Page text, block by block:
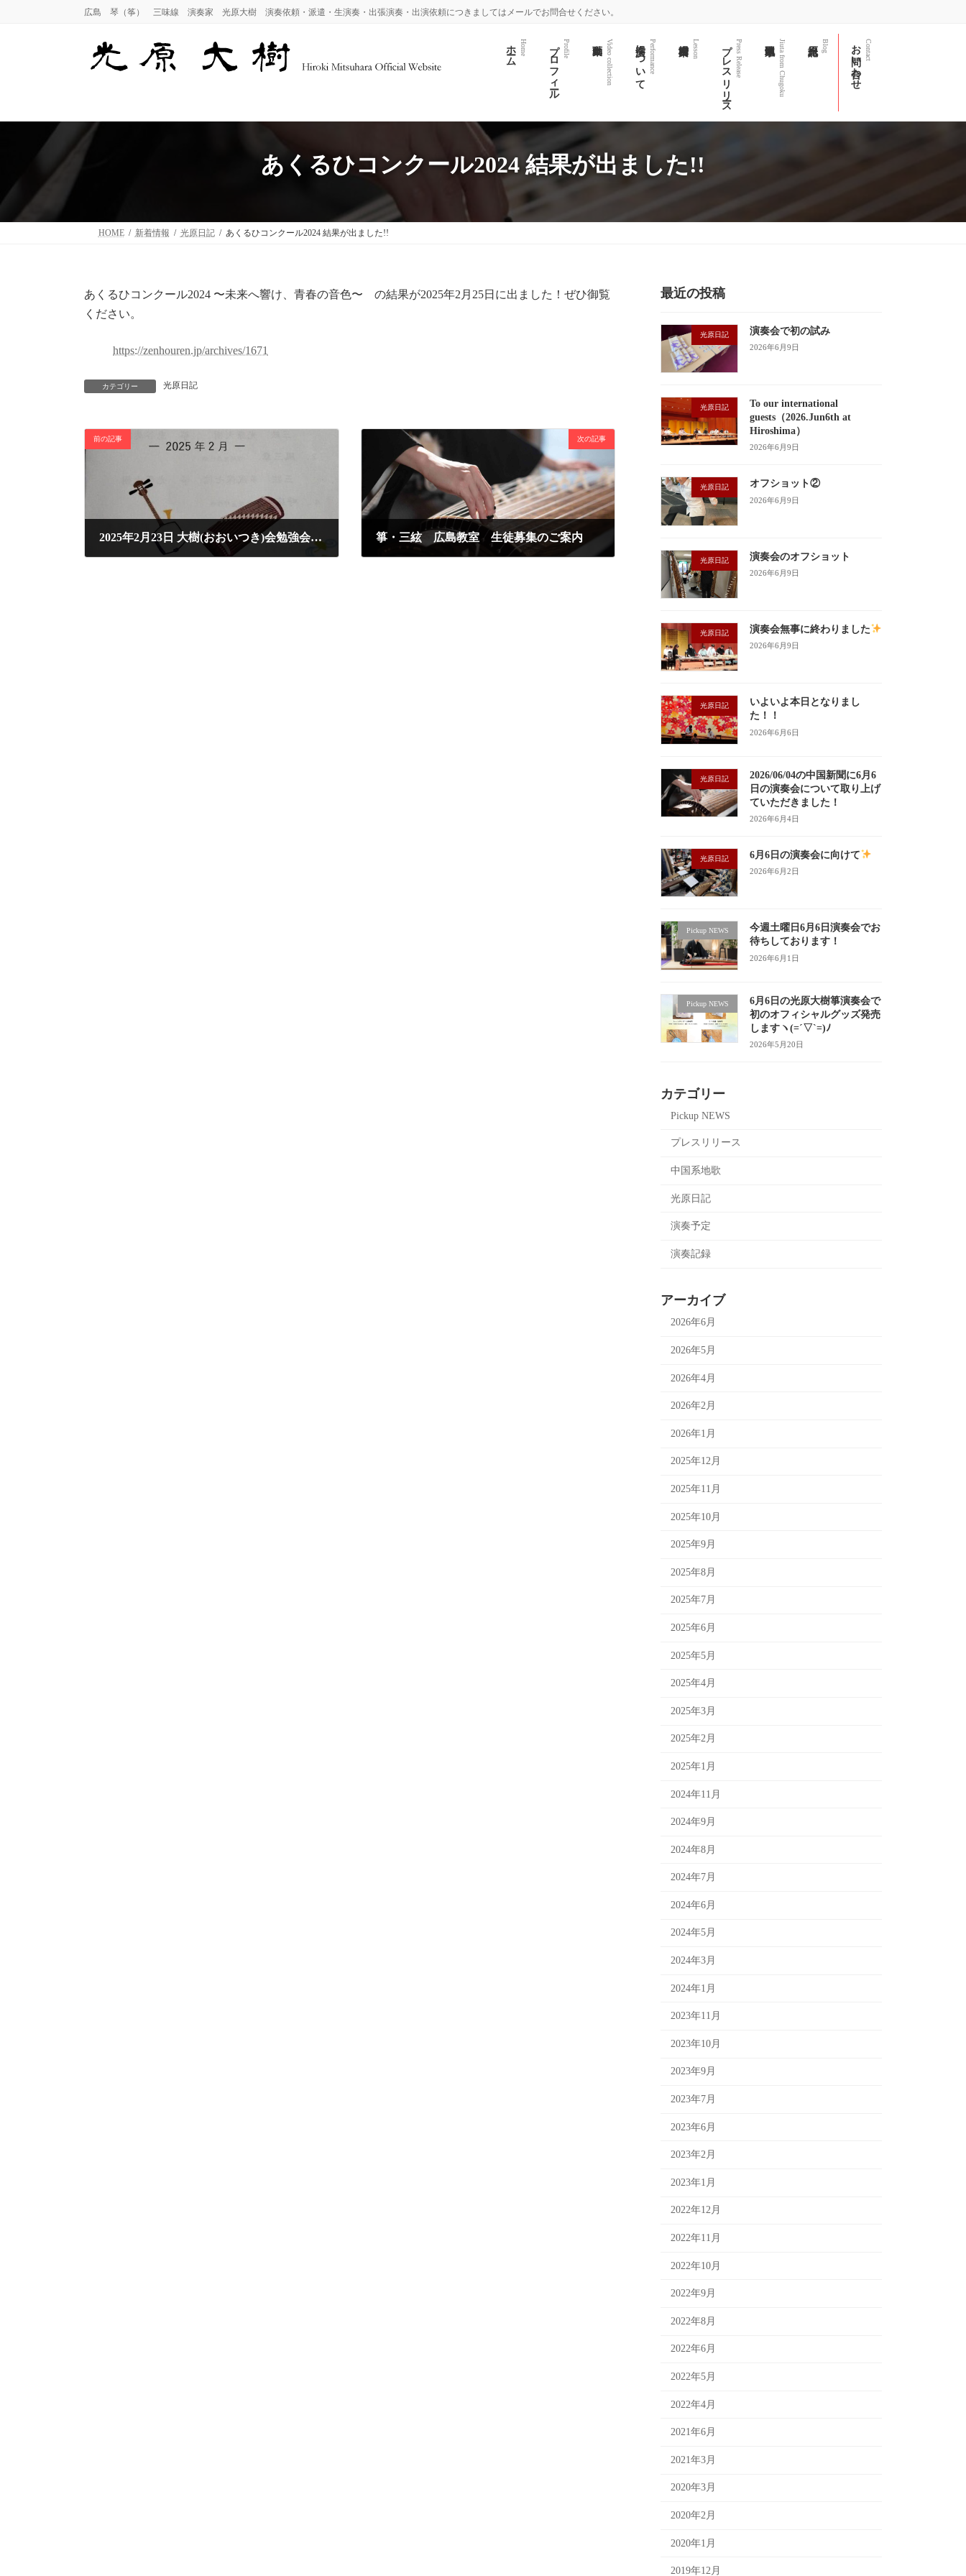
広島 琴（筝） 三味線 演奏家 光原大樹 演奏依頼・派遣・生演奏・出張演奏・出演依頼につきましてはメールでお問合せください。
ホーム Home プロフィール Profile Video collection 演奏についてPerformance Lesson プレスリリースPress Release Jiuta from Chugoku Blog お問い合わせ Contact
あくるひコンクール2024 結果が出ました!!
HOME 新着情報 光原日記 あくるひコンクール2024 結果が出ました!!
あくるひコンクール2024 〜未来へ響け、青春の音色〜 の結果が2025年2月25日に出ました！ぜひ御覧
ください。
https://zenhouren.jp/archives/1671
カテゴリー 光原日記
前の記事
2025年2月23日 大樹(おおいつき)会勉強会を開きました
次の記事
箏・三絃 広島教室 生徒募集のご案内
最近の投稿
光原日記 演奏会で初の試み
2026年6月9日
光原日記
To our international
guests（2026.Jun6th at
Hiroshima）
2026年6月9日
光原日記 オフショット②
2026年6月9日
光原日記 演奏会のオフショット
2026年6月9日
光原日記 演奏会無事に終わりました
2026年6月9日
光原日記
いよいよ本日となりまし
た！！
2026年6月6日
光原日記
2026/06/04の中国新聞に6月6
日の演奏会について取り上げ
ていただきました！
2026年6月4日
光原日記 6月6日の演奏会に向けて
2026年6月2日
Pickup NEWS
今週土曜日6月6日演奏会でお
待ちしております！
2026年6月1日
Pickup NEWS
6月6日の光原大樹箏演奏会で
初のオフィシャルグッズ発売
しますヽ(=´▽`=)ﾉ
2026年5月20日
カテゴリー
Pickup NEWS
プレスリリース
中国系地歌
光原日記
演奏予定
演奏記録
アーカイブ
2026年6月
2026年5月
2026年4月
2026年2月
2026年1月
2025年12月
2025年11月
2025年10月
2025年9月
2025年8月
2025年7月
2025年6月
2025年5月
2025年4月
2025年3月
2025年2月
2025年1月
2024年11月
2024年9月
2024年8月
2024年7月
2024年6月
2024年5月
2024年3月
2024年1月
2023年11月
2023年10月
2023年9月
2023年7月
2023年6月
2023年2月
2023年1月
2022年12月
2022年11月
2022年10月
2022年9月
2022年8月
2022年6月
2022年5月
2022年4月
2021年6月
2021年3月
2020年3月
2020年2月
2020年1月
2019年12月